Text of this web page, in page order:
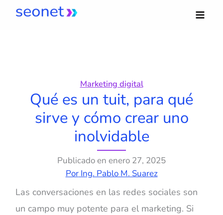
Marketing digital
Qué es un tuit, para qué
sirve y cómo crear uno
inolvidable
Publicado en enero 27, 2025
PorIng. Pablo M. Suarez
Las conversaciones en las redes sociales son
un campo muy potente para el marketing. Si